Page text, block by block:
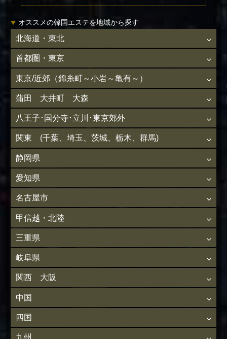
オススメの韓国エステを地域から探す
北海道・東北
首都圏・東京
東京/近郊（錦糸町～小岩～亀有～）
蒲田 大井町 大森
八王子･国分寺･立川･東京郊外
関東 (千葉、埼玉、茨城、栃木、群馬)
静岡県
愛知県
名古屋市
甲信越・北陸
三重県
岐阜県
関西 大阪
中国
四国